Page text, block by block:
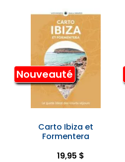
Nouveauté
Carto Ibiza et
Formentera
19,95 $